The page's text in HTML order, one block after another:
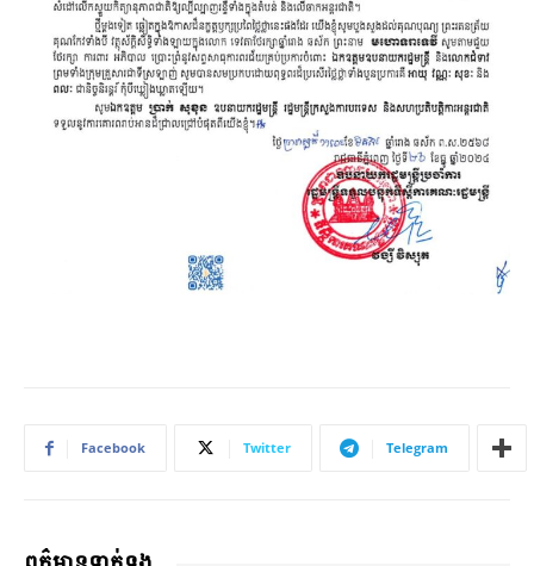
Facebook Twitter Telegram